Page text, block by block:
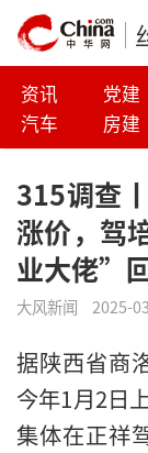
资讯 党建
汽车
房建
315调查
涨价，驾
业大佬”
大风新闻 2025-
据陕西省商
今年1月2日
集体在正祥